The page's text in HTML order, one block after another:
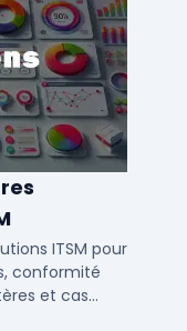
ITSM pour
conformité
et cas